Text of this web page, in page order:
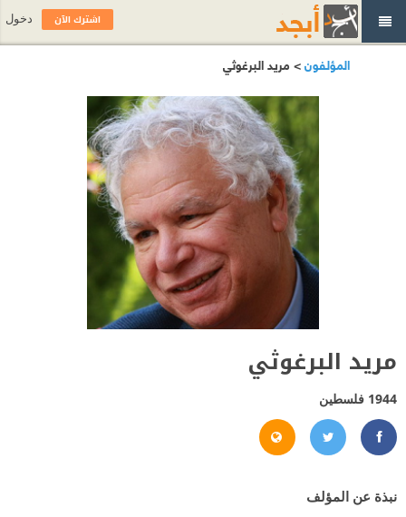
المؤلفون> مريد البرغوثي
مريد البرغوثي
1944 فلسطين
62378368960
https://twitter.com/#!/MouridBarghouti
نبذة عن المؤلف
اشترك الآن دخول